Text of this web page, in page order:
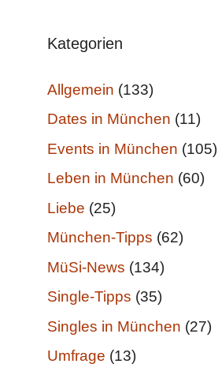
Kategorien
Allgemein (133)
Dates in München (11)
Events in München (105)
Leben in München (60)
Liebe (25)
München-Tipps (62)
MüSi-News (134)
Single-Tipps (35)
Singles in München (27)
Umfrage (13)